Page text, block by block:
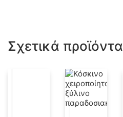
Σχετικά προϊόντα